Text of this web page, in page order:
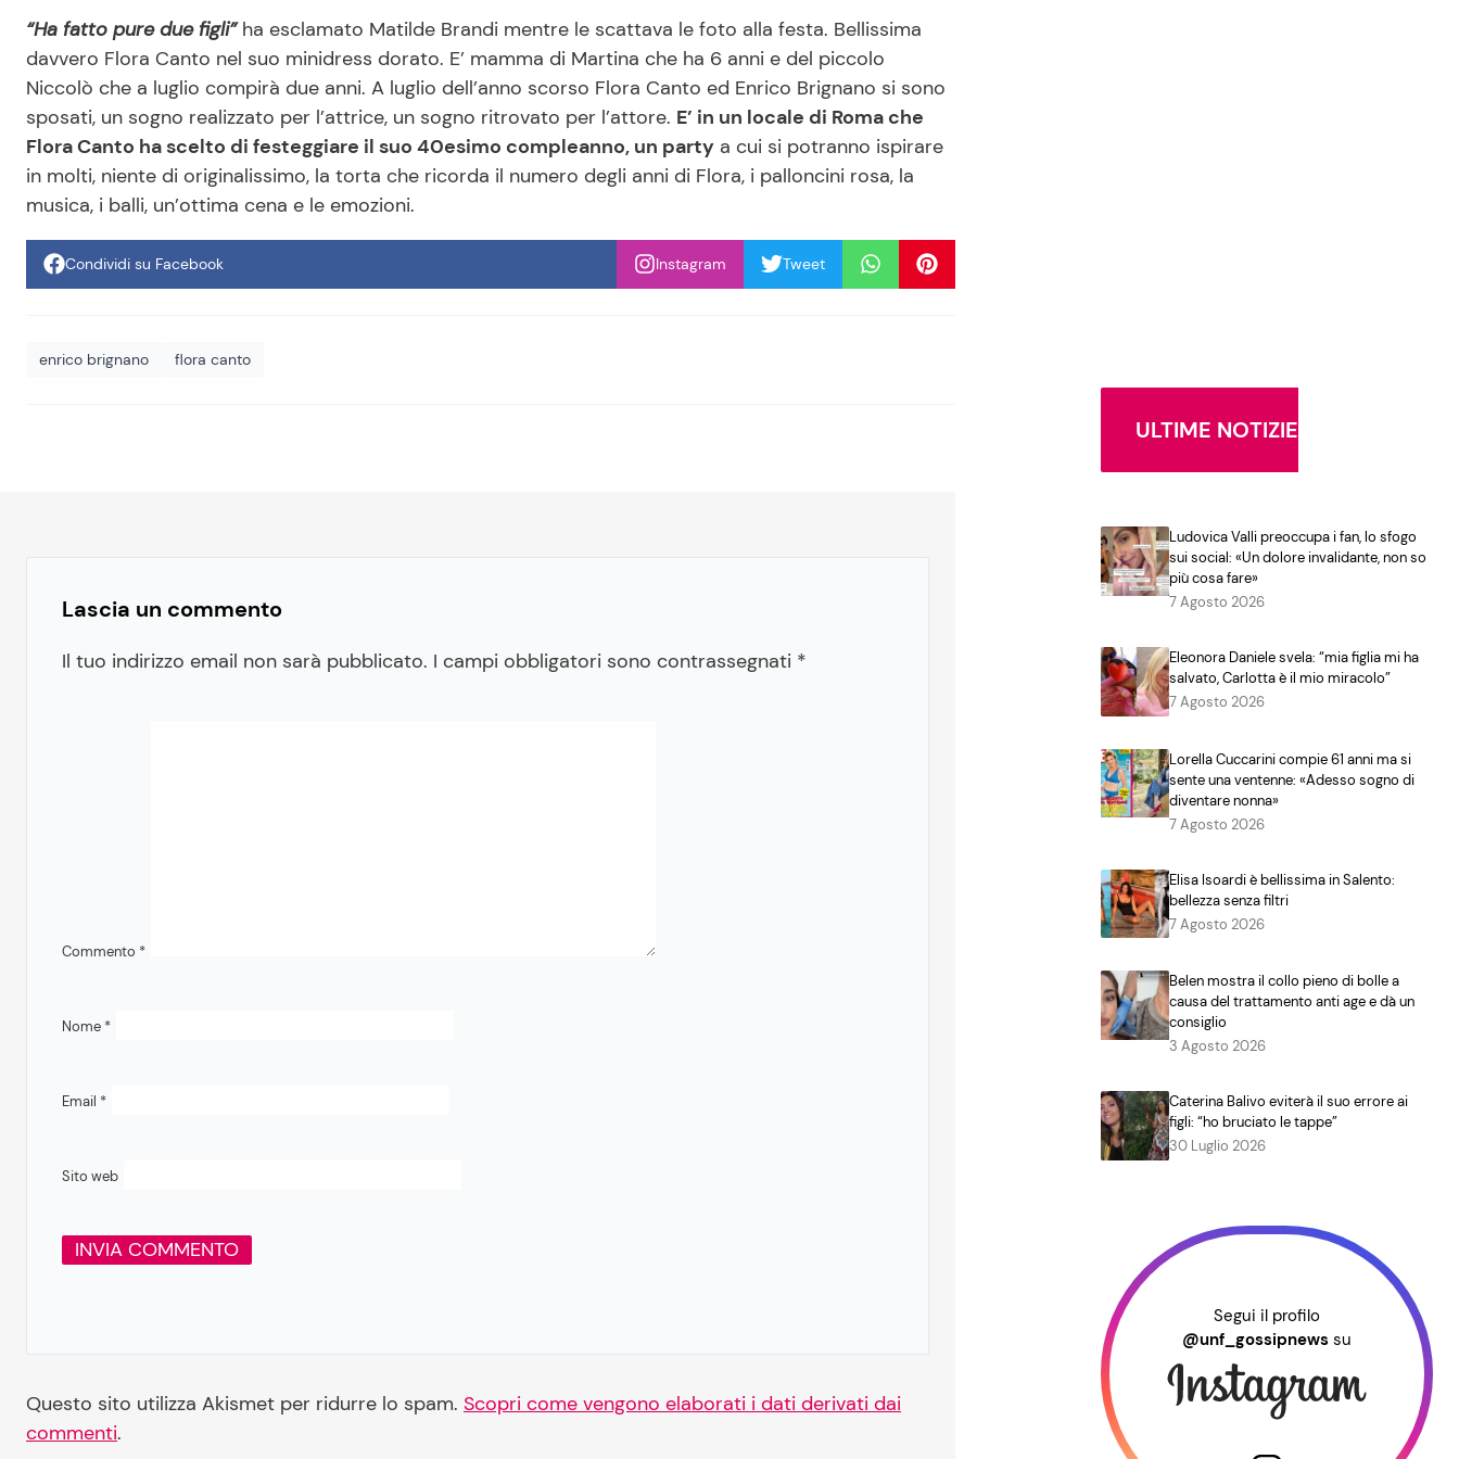
“Ha fatto pure due figli”ha esclamato Matilde Brandi mentre le scattava le foto alla festa. Bellissima
davvero Flora Canto nel suo minidress dorato. E’ mamma di Martina che ha 6 anni e del piccolo
Niccolò che a luglio compirà due anni. A luglio dell’anno scorso Flora Canto ed Enrico Brignano si sono
sposati, un sogno realizzato per l’attrice, un sogno ritrovato per l’attore. E’ in un locale di Roma che
Flora Canto ha scelto di festeggiare il suo 40esimo compleanno, un party a cui si potranno ispirare
in molti, niente di originalissimo, la torta che ricorda il numero degli anni di Flora, i palloncini rosa, la
musica, i balli, un’ottima cena e le emozioni.
Condividi su Facebook Instagram Tweet
enrico brignano flora canto
Lascia un commento
Il tuo indirizzo email non sarà pubblicato. I campi obbligatori sono contrassegnati *
Commento *
Nome *
Email *
Sito web
Questo sito utilizza Akismet per ridurre lo spam. Scopri come vengono elaborati i dati derivati dai
commenti.
ULTIME NOTIZIE
Ludovica Valli preoccupa i fan, lo sfogo
sui social: «Un dolore invalidante, non so
più cosa fare»
7 Agosto 2026
Eleonora Daniele svela: “mia figlia mi ha
salvato, Carlotta è il mio miracolo”
7 Agosto 2026
Lorella Cuccarini compie 61 anni ma si
sente una ventenne: «Adesso sogno di
diventare nonna»
7 Agosto 2026
Elisa Isoardi è bellissima in Salento:
bellezza senza filtri
7 Agosto 2026
Belen mostra il collo pieno di bolle a
causa del trattamento anti age e dà un
consiglio
3 Agosto 2026
Caterina Balivo eviterà il suo errore ai
figli: “ho bruciato le tappe”
30 Luglio 2026
Segui il profilo
@unf_gossipnews su